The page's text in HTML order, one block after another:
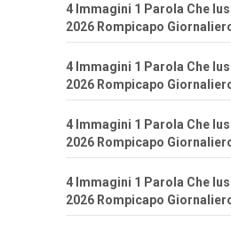
4 Immagini 1 Parola Che
2026 Rompicapo
4 Immagini 1 Parola Che
2026 Rompicapo
4 Immagini 1 Parola Che
2026 Rompicapo
4 Immagini 1 Parola Che
2026 Rompicapo